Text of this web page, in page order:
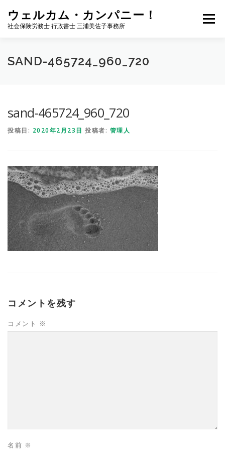
ウェルカム・カンパニー！
社会保険労務士 行政書士 三浦美佐子事務所
メニュー
ホーム サービス内容 事務所案内
SAND-465724_960_720
sand-465724_960_720
投稿日: 2020年2月23日 投稿者: 管理人
コメントを残す
コメント ※
名前 ※